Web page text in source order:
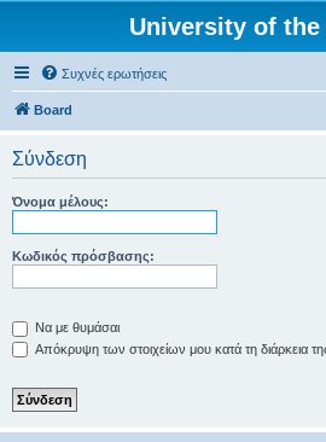
University of the
Συχνές ερωτήσεις
Board
Σύνδεση
Όνομα μέλους:
Κωδικός πρόσβασης:
Να με θυμάσαι
Απόκρυψη των στοιχείων μου κατά τη διάρκεια